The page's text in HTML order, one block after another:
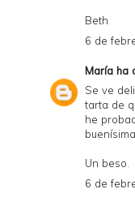
a
d
P
D
F
Beth
6 de
María ha
Se ve
tarta de
he
Un beso.
6 de